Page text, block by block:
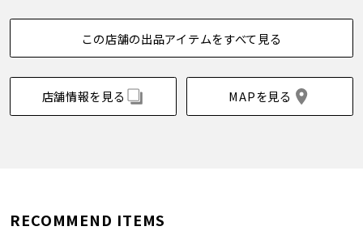
この店舗の出品アイテムをすべて見る
店舗情報を見る MAPを見る
RECOMMEND ITEMS